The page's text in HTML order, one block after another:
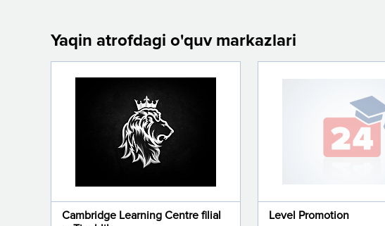
Yaqin atrofdagi o'quv markazlari
Cambridge Learning Centre filial
Level Promotion